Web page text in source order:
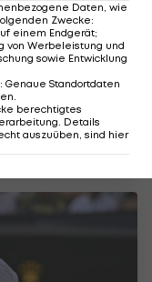
"auf
eins
3
Daten, wie
Zwecke:
einem Endgerät;
von Werbeleistung und
sowie Entwicklung
: Genaue Standortdaten
.
berechtigtes
Details
auszuüben, sind hier